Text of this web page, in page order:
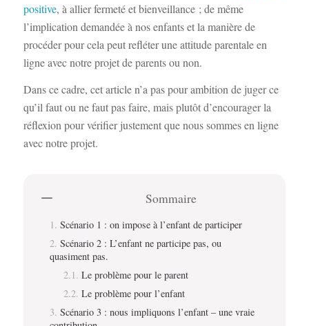
positive, à allier fermeté et bienveillance ; de même
l’implication demandée à nos enfants et la manière de
procéder pour cela peut refléter une attitude parentale en
ligne avec notre projet de parents ou non.
Dans ce cadre, cet article n’a pas pour ambition de juger ce
qu’il faut ou ne faut pas faire, mais plutôt d’encourager la
réflexion pour vérifier justement que nous sommes en ligne
avec notre projet.
Sommaire
Scénario 1 : on impose à l’enfant de participer
Scénario 2 : L’enfant ne participe pas, ou
quasiment pas.
Le problème pour le parent
Le problème pour l’enfant
Scénario 3 : nous impliquons l’enfant – une vraie